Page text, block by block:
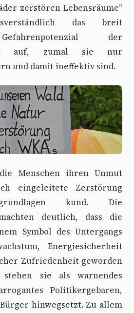
zerstören Lebensräume”
das breit
der
auf, zumal sie nur
und damit ineffektiv sind.
Menschen ihren Unmut
eingeleitete Zerstörung
kund. Die
deutlich, dass die
Symbol des Untergangs
Energiesicherheit
Zufriedenheit geworden
stehen sie als warnendes
Politikergebaren,
hinwegsetzt. Zu allem